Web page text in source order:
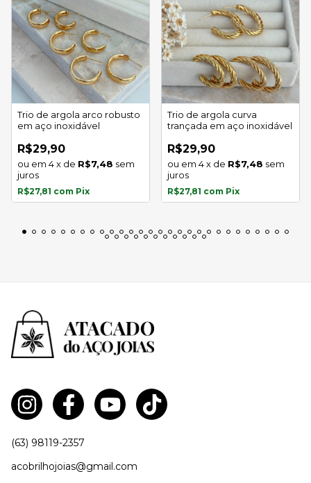
Trio de argola arco robusto
em aço inoxidável
R$29,90
4x de R$7,48 sem
juros
R$27,81 com Pix
Trio de argola curva
trançada em aço inoxidável
R$29,90
4x de R$7,48 sem
juros
R$27,81 com Pix
(63) 98119-2357
acobrilhojoias@gmail.com